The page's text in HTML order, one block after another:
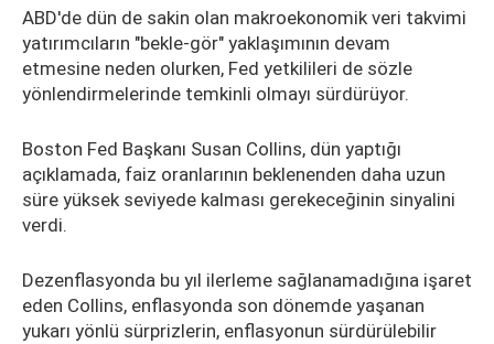
ABD'de dün de sakin olan makroekonomik veri takvimi
yatırımcıların "bekle-gör" yaklaşımının devam
etmesine neden olurken, Fed yetkilileri de sözle
yönlendirmelerinde temkinli olmayı sürdürüyor.
Boston Fed Başkanı Susan Collins, dün yaptığı
açıklamada, faiz oranlarının beklenenden daha uzun
süre yüksek seviyede kalması gerekeceğinin sinyalini
verdi.
Dezenflasyonda bu yıl ilerleme sağlanamadığına işaret
eden Collins, enflasyonda son dönemde yaşanan
yukarı yönlü sürprizlerin, enflasyonun sürdürülebilir